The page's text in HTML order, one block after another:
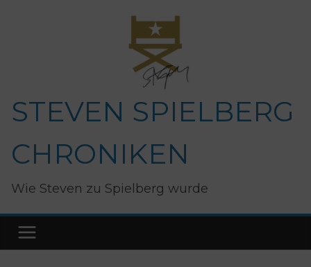
STEVEN SPIELBERG
CHRONIKEN
Wie Steven zu Spielberg wurde